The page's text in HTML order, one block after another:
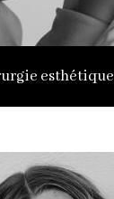
esthétique